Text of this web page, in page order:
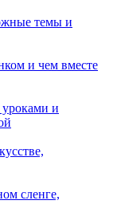
темы и
и чем вместе
уроками и
сленге,